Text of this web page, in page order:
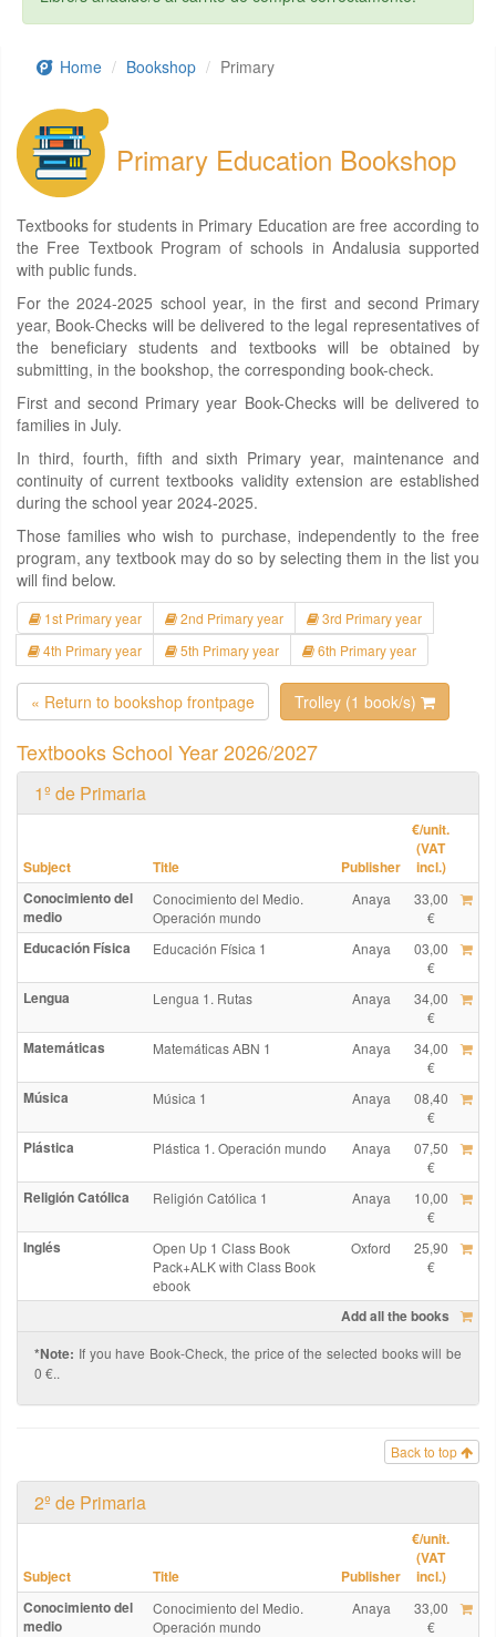
Home Bookshop Primary
Primary Education Bookshop
Textbooks for students in Primary Education are free according to
the Free Textbook Program of schools in Andalusia supported
with public funds.
For the 2024-2025 school year, in the first and second Primary
year, Book-Checks will be delivered to the legal representatives of
the beneficiary students and textbooks will be obtained by
submitting, in the bookshop, the corresponding book-check.
First and second Primary year Book-Checks will be delivered to
families in July.
In third, fourth, fifth and sixth Primary year, maintenance and
continuity of current textbooks validity extension are established
during the school year 2024-2025.
Those families who wish to purchase, independently to the free
program, any textbook may do so by selecting them in the list you
will find below.
1st Primary year 2nd Primary year
3rd Primary year
4th Primary year
5th Primary year 6th Primary year
« Return to bookshop frontpage Trolley (1 book/s)
Textbooks School Year 2026/2027
1º de Primaria
Subject Title Publisher
€/unit.
(VAT
incl.)
Conocimiento del
medio
Conocimiento del Medio.
Operación mundo
Anaya
33,00
€
Educación Física Educación Física 1 Anaya
03,00
€
Lengua Lengua 1. Rutas Anaya
34,00
€
Matemáticas Matemáticas ABN 1 Anaya
34,00
€
Música Música 1 Anaya
08,40
€
Plástica Plástica 1. Operación mundo Anaya
07,50
€
Religión Católica Religión Católica 1 Anaya
10,00
€
Inglés
Open Up 1 Class Book
Pack+ALK with Class Book
ebook
Oxford
25,90
€
Add all the books
*Note: If you have Book-Check, the price of the selected books will be
0 €..
Back to top
2º de Primaria
Subject Title Publisher
€/unit.
(VAT
incl.)
Conocimiento del
medio
Conocimiento del Medio.
Operación mundo
Anaya
33,00
€